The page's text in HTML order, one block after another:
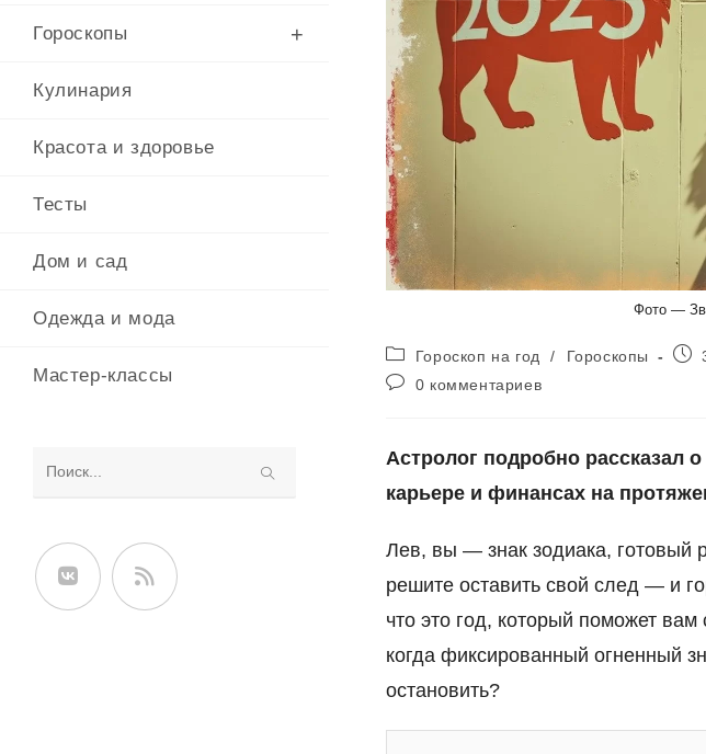
Гороскопы
Кулинария
Красота и здоровье
Тесты
Дом и сад
Одежда и мода
Мастер-классы
сайте
Фото —
Рубрика
записи:
Гороскоп на год / Гороскопы
Комментарии
0 комментариев
Астролог подробно рассказал
карьере и финансах на
Лев, вы — знак зодиака, готовый
решите оставить свой след — и
что это год, который поможет
когда фиксированный огненный
остановить?